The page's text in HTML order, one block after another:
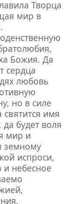
Творца
мир в
Божия. Да
сердца
любовь
но в силе
имя
будет воля
мир и
земному
испроси,
небесное